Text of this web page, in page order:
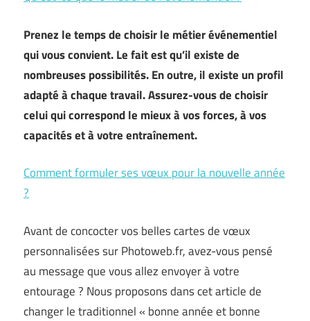
Prenez le temps de choisir le métier événementiel
qui vous convient. Le fait est qu’il existe de
nombreuses possibilités. En outre, il existe un profil
adapté à chaque travail. Assurez-vous de choisir
celui qui correspond le mieux à vos forces, à vos
capacités et à votre entraînement.
Comment formuler ses vœux pour la nouvelle année
?
Avant de concocter vos belles cartes de vœux
personnalisées sur Photoweb.fr, avez-vous pensé
au message que vous allez envoyer à votre
entourage ? Nous proposons dans cet article de
changer le traditionnel « bonne année et bonne